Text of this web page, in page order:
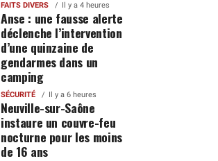
FAITS DIVERS Il y a 4 heures
Anse : une fausse alerte
déclenche l’intervention
d’une quinzaine de
gendarmes dans un
camping
SÉCURITÉ Il y a 6 heures
Neuville-sur-Saône
instaure un couvre-feu
nocturne pour les moins
de 16 ans